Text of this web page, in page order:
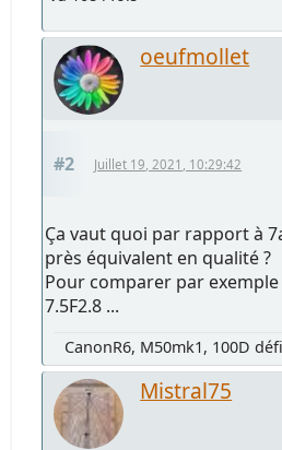
oeufmollet
#2 Juillet 19, 2021, 10:29:42
Ça vaut quoi par rapport à
près équivalent en qualité ?
Pour comparer par
7.5F2.8 ...
CanonR6, M50mk1, 100D
Mistral75